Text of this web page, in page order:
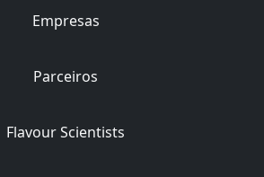
Empresas
Parceiros
Flavour Scientists